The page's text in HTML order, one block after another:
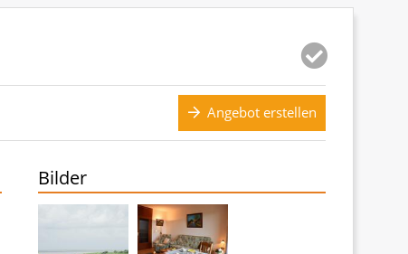
Angebot erstellen
Bilder